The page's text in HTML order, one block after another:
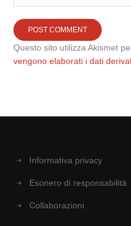
Questo sito utilizza Akismet
vengono elaborati i dati
Informativa privacy
Esonero di responsabilità
Collaborazioni